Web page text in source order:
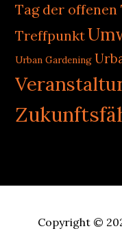
Tag der offenen
Treffpunkt
Urban Gardening
Copyright ©